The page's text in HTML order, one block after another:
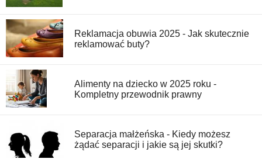
Reklamacja obuwia 2025 - Jak skutecznie
reklamować buty?
Alimenty na dziecko w 2025 roku -
Kompletny przewodnik prawny
Separacja małżeńska - Kiedy możesz
żądać separacji i jakie są jej skutki?